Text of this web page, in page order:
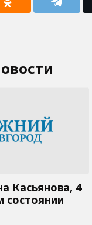
Касьянова, 4
состоянии